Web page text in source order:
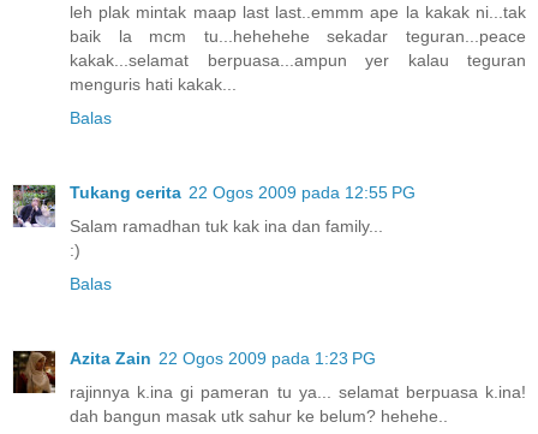
leh plak mintak maap last last..emmm ape la kakak ni...tak
baik la mcm tu...hehehehe sekadar teguran...peace
kakak...selamat berpuasa...ampun yer kalau teguran
menguris hati kakak...
Balas
Tukang cerita 22 Ogos 2009 pada 12:55 PG
Salam ramadhan tuk kak ina dan family...
:)
Balas
Azita Zain 22 Ogos 2009 pada 1:23 PG
rajinnya k.ina gi pameran tu ya... selamat berpuasa k.ina!
dah bangun masak utk sahur ke belum? hehehe..